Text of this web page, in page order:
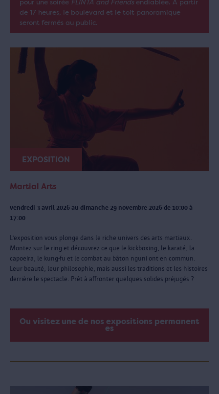
pour une soirée FLINTA and Friends endiablée. À partir
de 17 heures, le boulevard et le toit panoramique
seront fermés au public.
EXPOSITION
Martial Arts
vendredi 3 avril 2026 au dimanche 29 novembre 2026 de 10:00 à
17:00
L’exposition vous plonge dans le riche univers des arts martiaux.
Montez sur le ring et découvrez ce que le kickboxing, le karaté, la
capoeira, le kung-fu et le combat au bâton nguni ont en commun.
Leur beauté, leur philosophie, mais aussi les traditions et les histoires
derrière le spectacle. Prêt à affronter quelques solides préjugés ?
Ou visitez une de nos expositions permanent
es